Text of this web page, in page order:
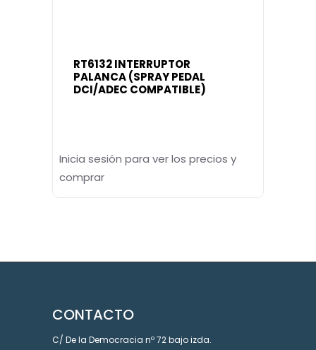
RT6132 INTERRUPTOR
PALANCA (SPRAY PEDAL
DCI/ADEC COMPATIBLE)
Inicia sesión para ver los precios y
comprar
CONTACTO
C/ De la Democracia nº 72 bajo izda.